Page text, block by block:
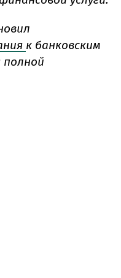
к банковским
полной